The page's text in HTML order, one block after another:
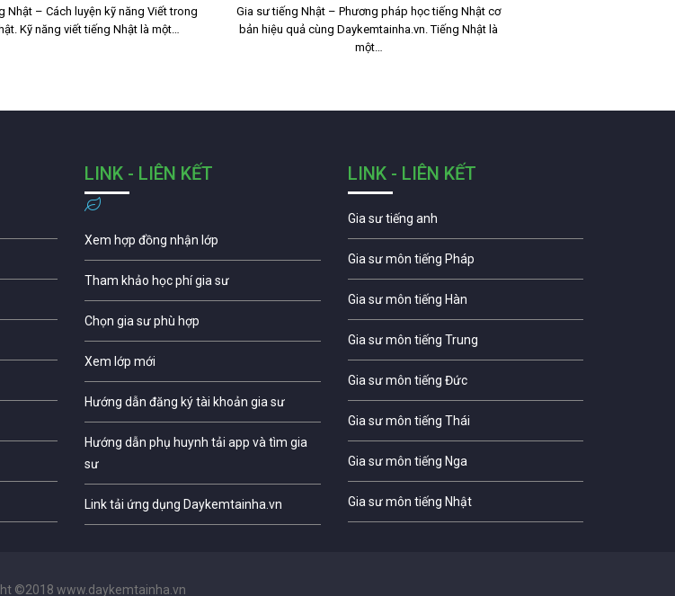
Nhật – Cách luyện kỹ năng Viết trong
Kỹ năng viết tiếng Nhật là một…
Gia sư tiếng Nhật – Phương pháp học tiếng Nhật cơ
bản hiệu quả cùng Daykemtainha.vn. Tiếng Nhật là
một…
LINK - LIÊN KẾT
Xem hợp đồng nhận lớp
Tham khảo học phí gia sư
Chọn gia sư phù hợp
Xem lớp mới
Hướng dẫn đăng ký tài khoản gia sư
Hướng dẫn phụ huynh tải app và tìm gia
sư
Link tải ứng dụng Daykemtainha.vn
LINK - LIÊN KẾT
Gia sư tiếng anh
Gia sư môn tiếng Pháp
Gia sư môn tiếng Hàn
Gia sư môn tiếng Trung
Gia sư môn tiếng Đức
Gia sư môn tiếng Thái
Gia sư môn tiếng Nga
Gia sư môn tiếng Nhật
©2018 www.daykemtainha.vn